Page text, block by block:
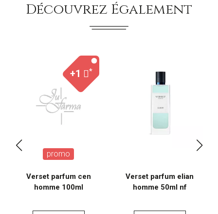
Découvrez Également
+1 *
promo
Verset parfum cen
homme 100ml
Verset parfum elian
homme 50ml nf